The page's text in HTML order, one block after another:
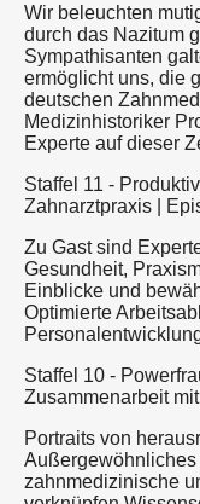
Wir beleuchten
durch das Nazitum
Sympathisanten
ermöglicht uns, die
deutschen
Medizinhistoriker
Experte auf dieser
Staffel 11 -
Zahnarztpraxis |
Zu Gast sind
Gesundheit,
Einblicke und
Optimierte
Staffel 10 -
Zusammenarbeit
Portraits von
zahnmedizinische